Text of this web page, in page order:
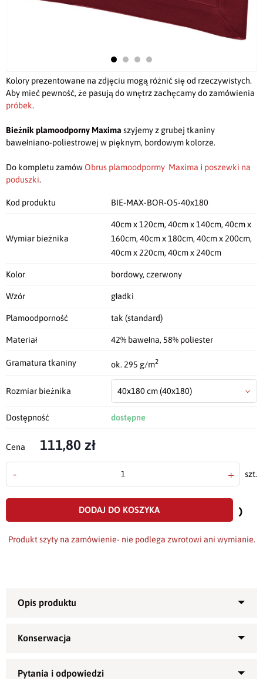
Kolory prezentowane na zdjęciu mogą różnić się od rzeczywistych.
Aby mieć pewność, że pasują do wnętrz zachęcamy do zamówienia
próbek.
Bieżnik plamoodporny Maxima szyjemy z grubej tkaniny
bawełniano-poliestrowej w pięknym, bordowym kolorze.
Do kompletu zamówObrus plamoodpormy Maxima i poszewki na
poduszki.
Kod produktu BIE-MAX-BOR-O5-40x180
Wymiar bieżnika
40cm x 120cm, 40cm x 140cm, 40cm x
160cm, 40cm x 180cm, 40cm x 200cm,
40cm x 220cm, 40cm x 240cm
Kolor bordowy, czerwony
Wzór gładki
Plamoodporność tak (standard)
Materiał 42% bawełna, 58% poliester
Gramatura tkaniny ok. 295 g/m2
Rozmiar bieżnika 40x180 cm(40x180)
Dostępność dostępne
Cena 111,80 zł
- + szt.
DODAJ DO KOSZYKA
do
Produkt szyty na zamówienie- nie podlega zwrotowi ani wymianie.
grubej tkaninie (gramatura ok. 295 g/m
powoduje naturalny wygląd bieżnika a poliester -